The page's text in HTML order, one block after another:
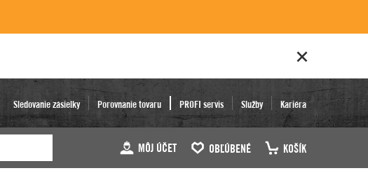
Sledovanie zásielky Porovnanie tovaru PROFI servis Služby Kariéra
MÔJ ÚČET OBĽÚBENÉ KOŠÍK